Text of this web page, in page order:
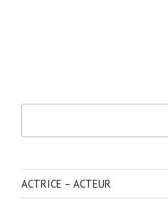
ACTRICE – ACTEUR